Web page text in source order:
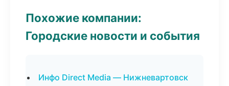
Похожие компании:
Городские новости и события
Инфо Direct Media — Нижневартовск